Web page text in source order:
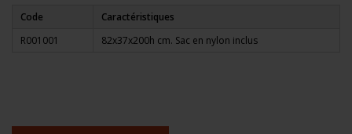
Code
Caractéristiques
R001001
82x37x200h cm. Sac en nylon inclus